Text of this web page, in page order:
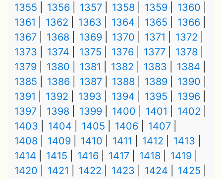
1355
1356 1357 1358 1359
1360
1361
1362 1363 1364 1365
1366
1367
1368 1369 1370 1371
1372
1373
1374 1375 1376 1377
1378
1379
1380 1381 1382 1383
1384
1385
1386 1387 1388 1389
1390
1391
1392 1393 1394 1395
1396
1397
1398 1399 1400 1401
1402
1403
1404 1405 1406
1407
1408
1409 1410 1411 1412
1413
1414
1415 1416 1417 1418
1419
1420
1421 1422 1423 1424
1425